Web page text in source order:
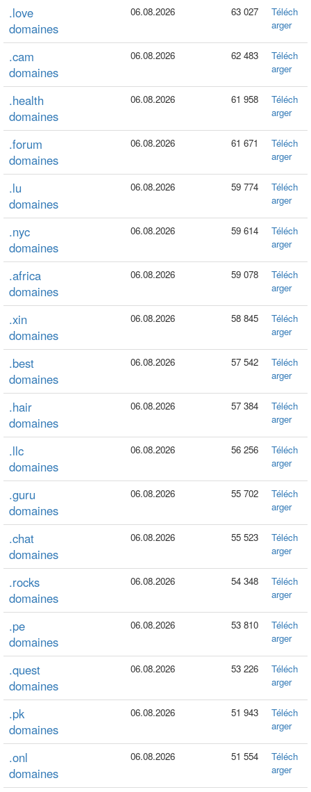
.love
domaines
06.08.2026 63 027
Téléch
arger
.cam
domaines
06.08.2026 62 483
Téléch
arger
.health
domaines
06.08.2026 61 958
Téléch
arger
.forum
domaines
06.08.2026 61 671
Téléch
arger
.lu
domaines
06.08.2026 59 774
Téléch
arger
.nyc
domaines
06.08.2026 59 614
Téléch
arger
.africa
domaines
06.08.2026 59 078
Téléch
arger
.xin
domaines
06.08.2026 58 845
Téléch
arger
.best
domaines
06.08.2026 57 542
Téléch
arger
.hair
domaines
06.08.2026 57 384
Téléch
arger
.llc
domaines
06.08.2026 56 256
Téléch
arger
.guru
domaines
06.08.2026 55 702
Téléch
arger
.chat
domaines
06.08.2026 55 523
Téléch
arger
.rocks
domaines
06.08.2026 54 348
Téléch
arger
.pe
domaines
06.08.2026 53 810
Téléch
arger
.quest
domaines
06.08.2026 53 226
Téléch
arger
.pk
domaines
06.08.2026 51 943
Téléch
arger
.onl
domaines
06.08.2026 51 554
Téléch
arger